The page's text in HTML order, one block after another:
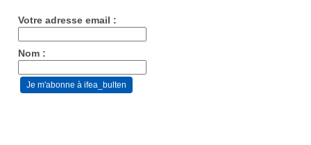
Votre adresse email :
Nom :